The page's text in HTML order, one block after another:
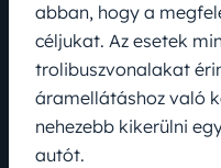
abban, hogy a
céljukat. Az esetek
trolibuszvonalakat
áramellátáshoz való
nehezebb kikerülni
autót.